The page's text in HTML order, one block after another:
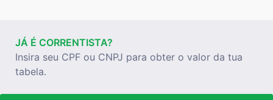
JÁ É CORRENTISTA?
Insira seu CPF ou CNPJ para obter o valor da tua
tabela.